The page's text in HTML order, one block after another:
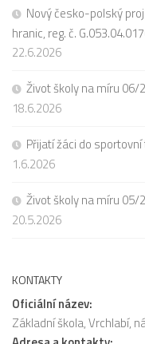
Nový česko-polský
hranic, reg. č.
22.6.2026
Život školy na míru 06/
18.6.2026
Přijatí žáci do
1.6.2026
Život školy na míru 05/
20.5.2026
KONTAKTY
Oficiální název:
Základní škola, Vrchlabí,